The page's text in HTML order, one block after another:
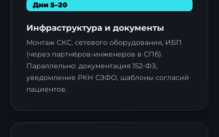
Дни 5–20
Инфраструктура и документы
Монтаж СКС, сетевого оборудования, ИБП
(через партнёров-инженеров в СПб).
Параллельно: документация 152-ФЗ,
уведомление РКН СЗФО, шаблоны согласий
пациентов.